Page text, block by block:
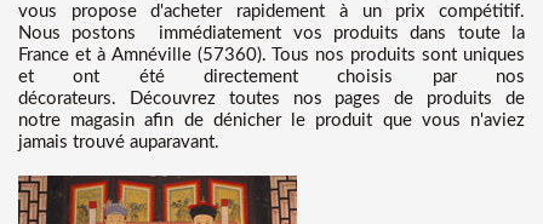
vous propose d'acheter rapidement à un prix compétitif.
Nous postons immédiatement vos produits dans toute la
France et à Amnéville (57360). Tous nos produits sont uniques
et ont été directement choisis par nos
décorateurs. Découvrez toutes nos pages de produits de
notre magasin afin de dénicher le produit que vous n'aviez
jamais trouvé auparavant.